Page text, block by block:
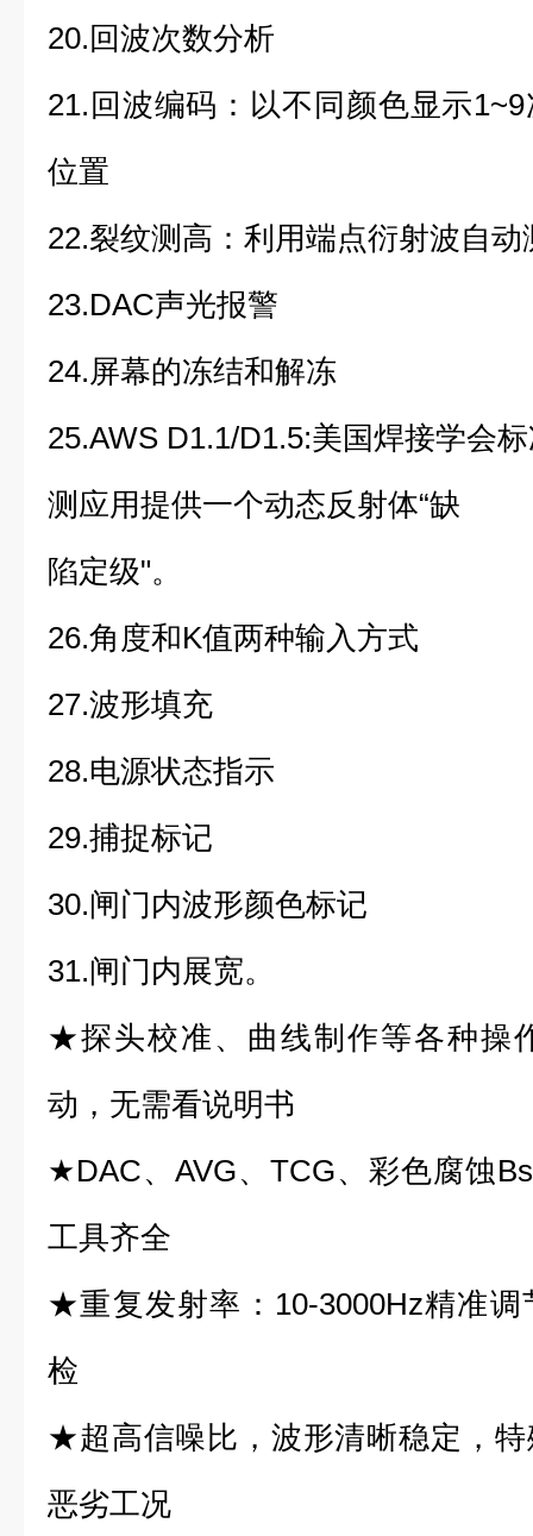
20.回波次数分析
21.回波编码：以不同颜色显示
位置
22.裂纹测高：利用端点衍射波自
23.DAC声光报警
24.屏幕的冻结和解冻
25.AWS D1.1/D1.5:美国焊接学会
测应用提供一个动态反射体“缺
陷定级"。
26.角度和K值两种输入方式
27.波形填充
28.电源状态指示
29.捕捉标记
30.闸门内波形颜色标记
31.闸门内展宽。
★探头校准、曲线制作等各种操
动，无需看说明书
★DAC、AVG、TCG、彩色腐蚀
工具齐全
★重复发射率：10-3000Hz精准
检
★超高信噪比，波形清晰稳定，
恶劣工况